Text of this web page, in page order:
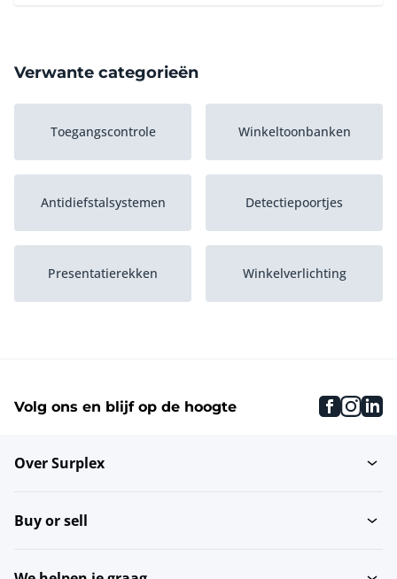
Verwante categorieën
Toegangscontrole Winkeltoonbanken
Antidiefstalsystemen Detectiepoortjes
Presentatierekken Winkelverlichting
Partij kleding Paspoppen
Volg ons en blijf op de hoogte
Over Surplex
Buy or sell